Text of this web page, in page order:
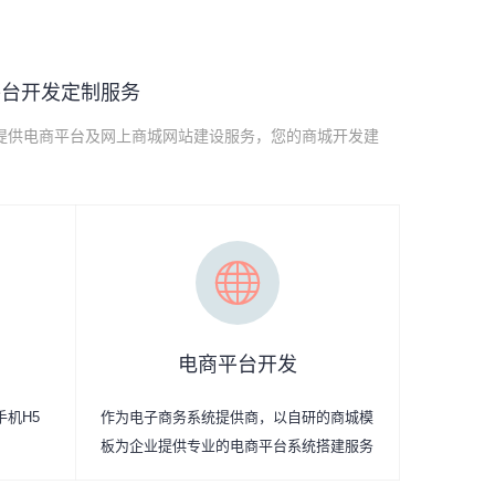
开发定制服务
电商平台及网上商城网站建设服务，您的商城开发建
机H5
电商平台开发
作为电子商务系统提供商，以自研的商城模
板为企业提供专业的电商平台系统搭建服务